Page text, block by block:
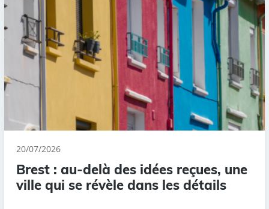
20/07/2026
Brest : au-delà des idées reçues, une
ville qui se révèle dans les détails